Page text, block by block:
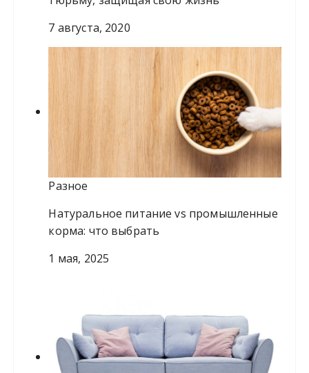
7 августа, 2020
Разное
Натуральное питание vs промышленные
корма: что выбрать
1 мая, 2025